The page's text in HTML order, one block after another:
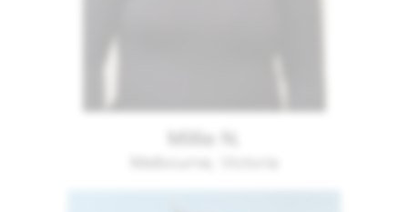
Millie N.